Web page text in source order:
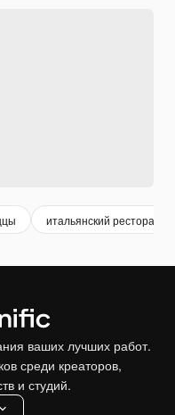
итальянский ресторан
ваших лучших работ.
среди креаторов,
и студий.